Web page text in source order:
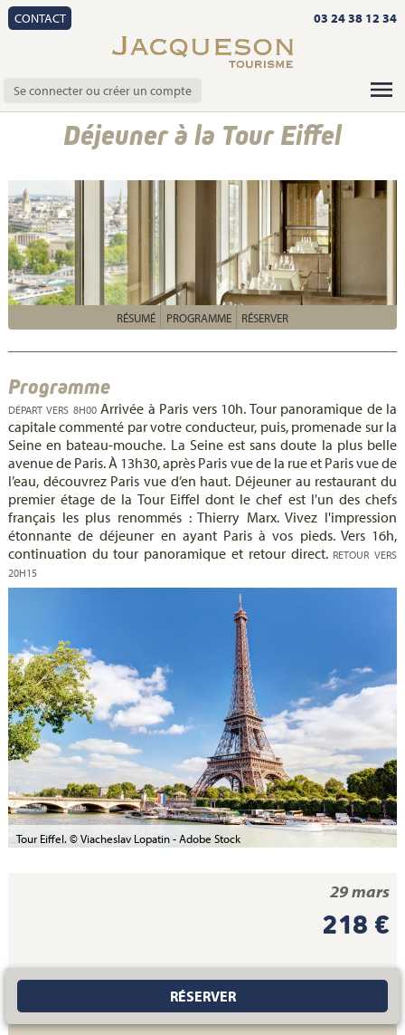
CONTACT 03 24 38 12 34
Se connecter ou créer un compte
Déjeuner à la Tour Eiffel
RÉSUMÉ PROGRAMME RÉSERVER
Programme
DÉPART VERS 8H00Arrivée à Paris vers 10h. Tour panoramique de la
capitale commenté par votre conducteur, puis, promenade sur la
Seine en bateau-mouche. La Seine est sans doute la plus belle
avenue de Paris. À 13h30, après Paris vue de la rue et Paris vue de
l’eau, découvrez Paris vue d’en haut. Déjeuner au restaurant du
premier étage de la Tour Eiffel dont le chef est l'un des chefs
français les plus renommés : Thierry Marx. Vivez l'impression
étonnante de déjeuner en ayant Paris à vos pieds. Vers 16h,
continuation du tour panoramique et retour direct. RETOUR VERS
20H15
Tour Eiffel. © Viacheslav Lopatin - Adobe Stock
29 mars
218 €
RÉSERVER